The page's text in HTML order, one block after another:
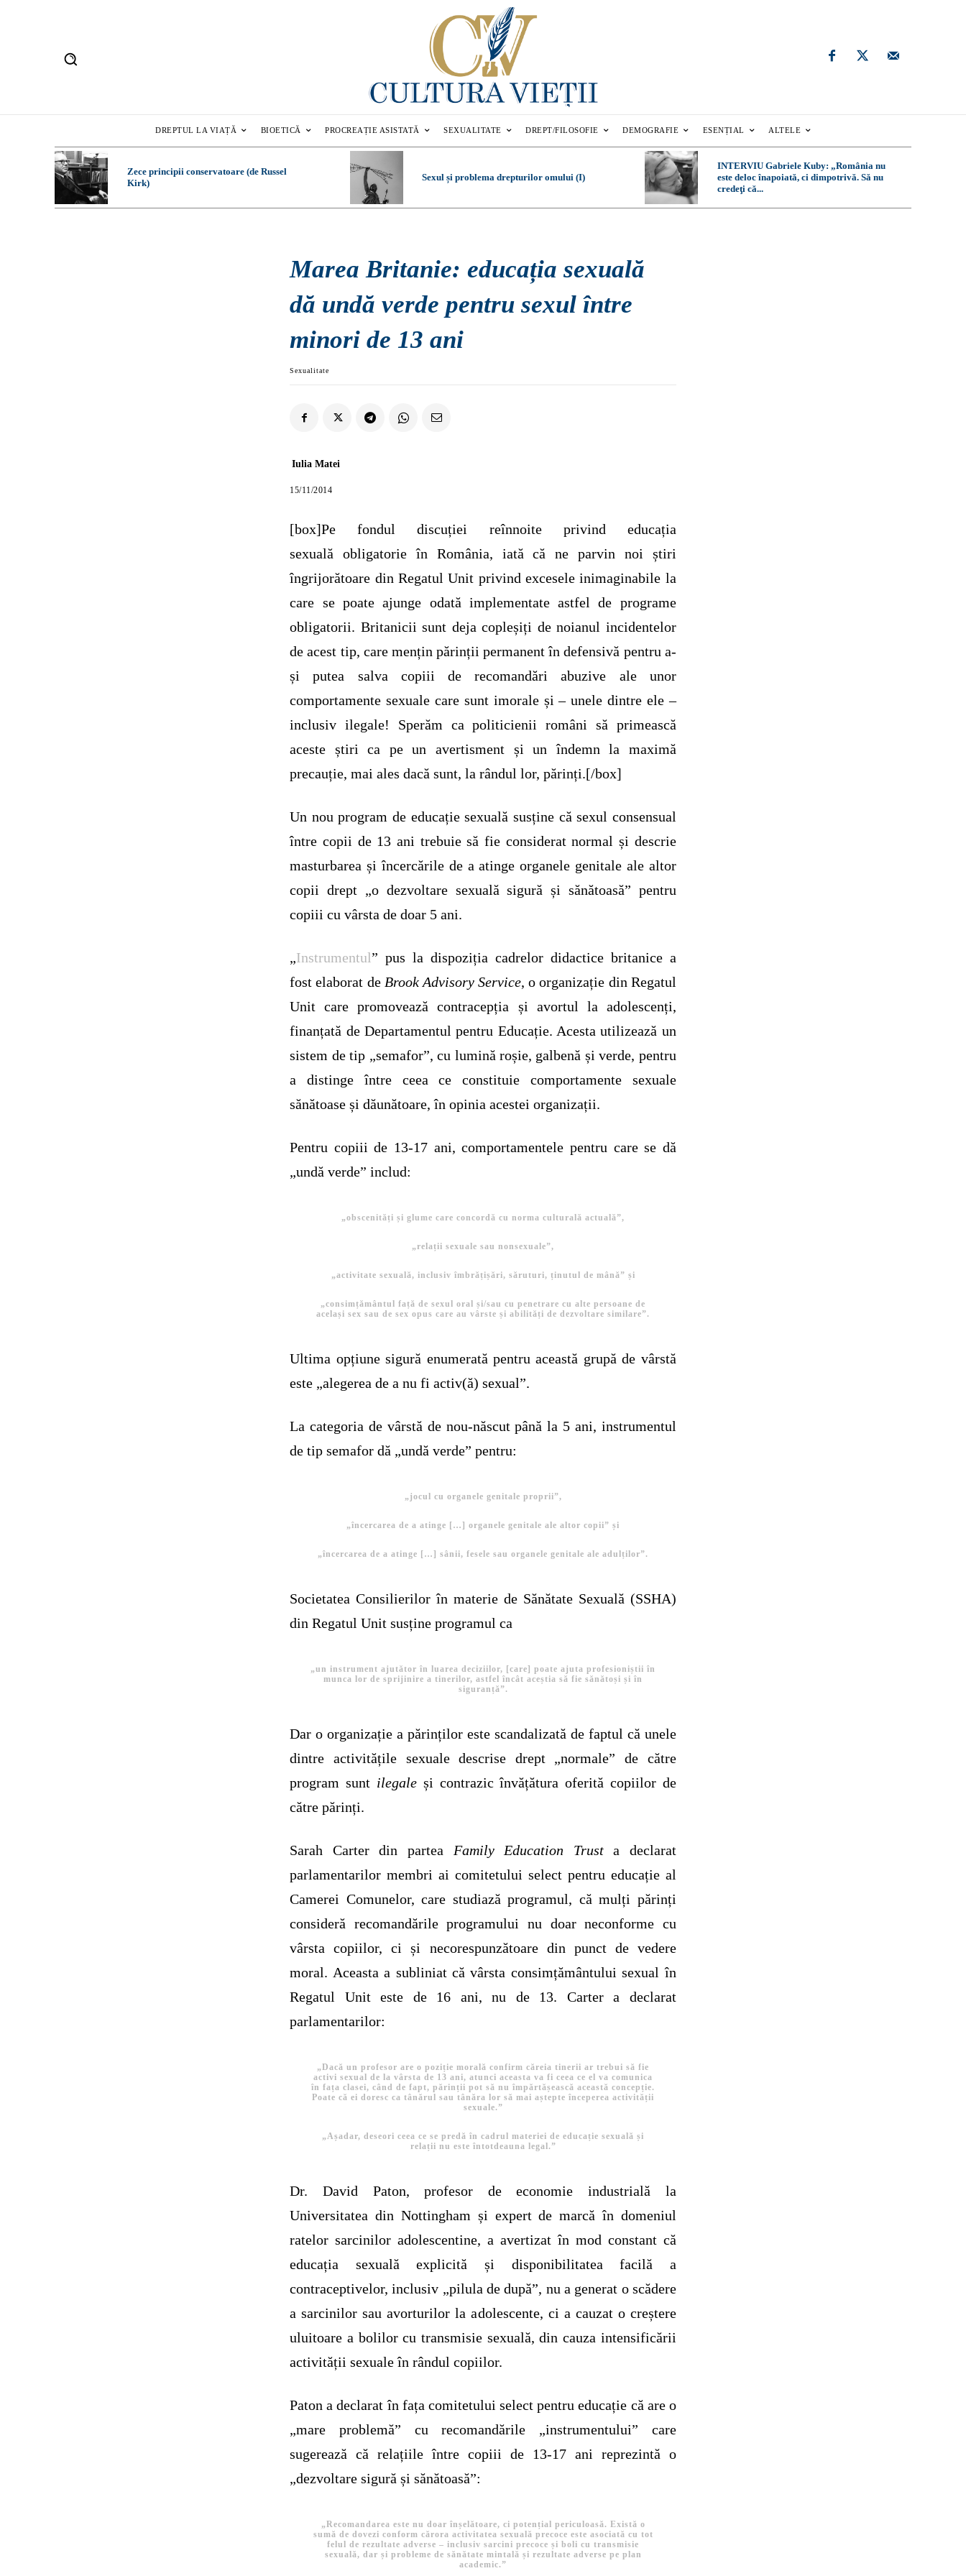
DREPTUL LA VIAȚĂ BIOETICĂ PROCREAȚIE ASISTATĂ SEXUALITATE DREPT/FILOSOFIE DEMOGRAFIE ESENȚIAL ALTELE
Zece principii conservatoare (de Russel
Kirk)
Sexul și problema drepturilor omului (I)
INTERVIU Gabriele Kuby: „România nu
este deloc înapoiată, ci dimpotrivă. Să nu
credeţi că...
Marea Britanie: educația sexuală
dă undă verde pentru sexul între
minori de 13 ani
Sexualitate
Iulia Matei
15/11/2014
[box]Pe fondul discuției reînnoite privind educația
sexuală obligatorie în România, iată că ne parvin noi știri
îngrijorătoare din Regatul Unit privind excesele inimaginabile la
care se poate ajunge odată implementate astfel de programe
obligatorii. Britanicii sunt deja copleșiți de noianul incidentelor
de acest tip, care mențin părinții permanent în defensivă pentru a-
și putea salva copiii de recomandări abuzive ale unor
comportamente sexuale care sunt imorale și – unele dintre ele –
inclusiv ilegale! Sperăm ca politicienii români să primească
aceste știri ca pe un avertisment și un îndemn la maximă
precauție, mai ales dacă sunt, la rândul lor, părinți.[/box]
Un nou program de educație sexuală susține că sexul consensual
între copii de 13 ani trebuie să fie considerat normal și descrie
masturbarea și încercările de a atinge organele genitale ale altor
copii drept „o dezvoltare sexuală sigură și sănătoasă” pentru
copiii cu vârsta de doar 5 ani.
„Instrumentul” pus la dispoziția cadrelor didactice britanice a
fost elaborat de Brook Advisory Service, o organizație din Regatul
Unit care promovează contracepția și avortul la adolescenți,
finanțată de Departamentul pentru Educație. Acesta utilizează un
sistem de tip „semafor”, cu lumină roșie, galbenă și verde, pentru
a distinge între ceea ce constituie comportamente sexuale
sănătoase și dăunătoare, în opinia acestei organizații.
Pentru copiii de 13-17 ani, comportamentele pentru care se dă
„undă verde” includ:
„obscenități și glume care concordă cu norma culturală actuală”,
„relații sexuale sau nonsexuale”,
„activitate sexuală, inclusiv îmbrățișări, săruturi, ținutul de mână” și
„consimțământul față de sexul oral și/sau cu penetrare cu alte persoane de
același sex sau de sex opus care au vârste și abilități de dezvoltare similare”.
Ultima opțiune sigură enumerată pentru această grupă de vârstă
este „alegerea de a nu fi activ(ă) sexual”.
La categoria de vârstă de nou-născut până la 5 ani, instrumentul
de tip semafor dă „undă verde” pentru:
„jocul cu organele genitale proprii”,
„încercarea de a atinge […] organele genitale ale altor copii” și
„încercarea de a atinge […] sânii, fesele sau organele genitale ale adulților”.
Societatea Consilierilor în materie de Sănătate Sexuală (SSHA)
din Regatul Unit susține programul ca
„un instrument ajutător în luarea deciziilor, [care] poate ajuta profesioniștii în
munca lor de sprijinire a tinerilor, astfel încât aceștia să fie sănătoși și în
siguranță”.
Dar o organizație a părinților este scandalizată de faptul că unele
dintre activitățile sexuale descrise drept „normale” de către
program sunt ilegale și contrazic învățătura oferită copiilor de
către părinți.
Sarah Carter din partea Family Education Trusta declarat
parlamentarilor membri ai comitetului select pentru educație al
Camerei Comunelor, care studiază programul, că mulți părinți
consideră recomandările programului nu doar neconforme cu
vârsta copiilor, ci și necorespunzătoare din punct de vedere
moral. Aceasta a subliniat că vârsta consimțământului sexual în
Regatul Unit este de 16 ani, nu de 13. Carter a declarat
parlamentarilor:
„Dacă un profesor are o poziție morală confirm căreia tinerii ar trebui să fie
activi sexual de la vârsta de 13 ani, atunci aceasta va fi ceea ce el va comunica
în fața clasei, când de fapt, părinții pot să nu împărtășească această concepție.
Poate că ei doresc ca tânărul sau tânăra lor să mai aștepte începerea activității
sexuale.”
„Așadar, deseori ceea ce se predă în cadrul materiei de educație sexuală și
relații nu este întotdeauna legal.”
Dr. David Paton, profesor de economie industrială la
Universitatea din Nottingham și expert de marcă în domeniul
ratelor sarcinilor adolescentine, a avertizat în mod constant că
educația sexuală explicită și disponibilitatea facilă a
contraceptivelor, inclusiv „pilula de după”, nu a generat o scădere
a sarcinilor sau avorturilor la adolescente, ci a cauzat o creștere
uluitoare a bolilor cu transmisie sexuală, din cauza intensificării
activității sexuale în rândul copiilor.
Paton a declarat în fața comitetului select pentru educație că are o
„mare problemă” cu recomandările „instrumentului” care
sugerează că relațiile între copiii de 13-17 ani reprezintă o
„dezvoltare sigură și sănătoasă”:
„Recomandarea este nu doar înșelătoare, ci potențial periculoasă. Există o
sumă de dovezi conform cărora activitatea sexuală precoce este asociată cu tot
felul de rezultate adverse – inclusiv sarcini precoce și boli cu transmisie
sexuală, dar și probleme de sănătate mintală și rezultate adverse pe plan
academic.”